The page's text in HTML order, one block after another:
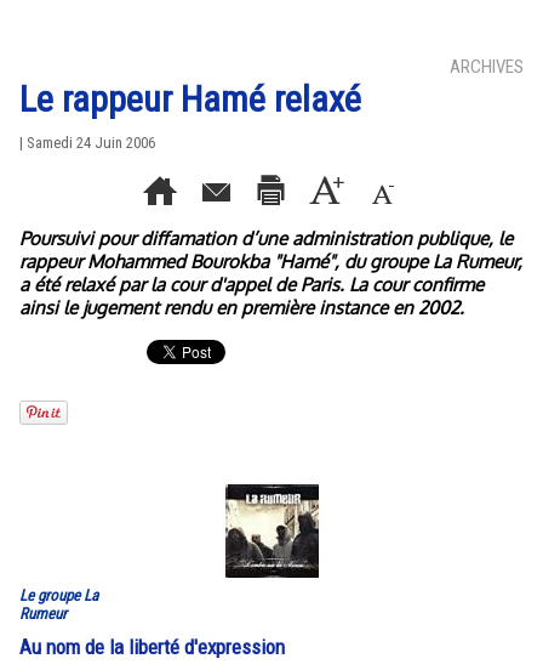
ARCHIVES
Le rappeur Hamé relaxé
| Samedi 24 Juin 2006
Poursuivi pour diffamation d’une administration publique, le
rappeur Mohammed Bourokba "Hamé", du groupe La Rumeur,
a été relaxé par la cour d'appel de Paris. La cour confirme
ainsi le jugement rendu en première instance en 2002.
Le groupe La
Rumeur
Au nom de la liberté d'expression